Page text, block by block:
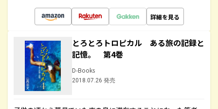
詳細を見る
とろとろトロピカル ある旅の記録と
記憶。 第4巻
D-Books
2018.07.26 発売